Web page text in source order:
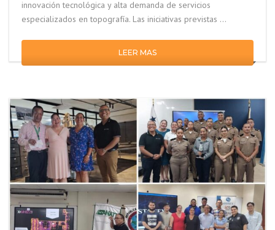
innovación tecnológica y alta demanda de servicios
especializados en topografía. Las iniciativas previstas …
LEER MAS